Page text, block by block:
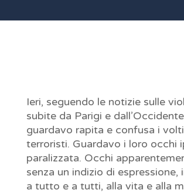
Ieri, seguendo le notizie sulle
subite da Parigi e
guardavo rapita e confusa i
terroristi. Guardavo i loro occhi
paralizzata. Occhi
senza un indizio di espressione,
a tutto e a tutti, alla vita e alla